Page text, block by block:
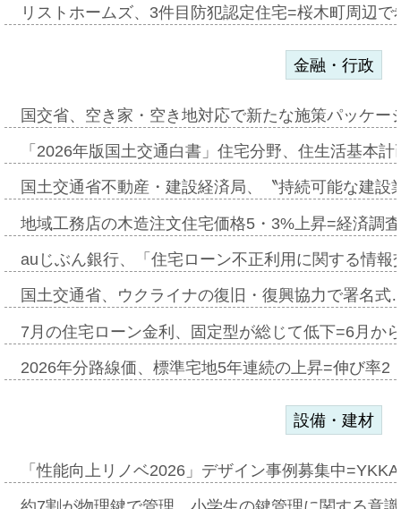
リストホームズ、3件目防犯認定住宅=桜木町周辺
金融・行政
国交省、空き家・空き地対応で新たな施策パッケ
「2026年版国土交通白書」住宅分野、住生活基本
国土交通省不動産・建設経済局、〝持続可能な建
地域工務店の木造注文住宅価格5・3%上昇=経済調
auじぶん銀行、「住宅ローン不正利用に関する情
国土交通省、ウクライナの復旧・復興協力で署名
7月の住宅ローン金利、固定型が総じて低下=6月か
2026年分路線価、標準宅地5年連続の上昇=伸び率
設備・建材
「性能向上リノベ2026」デザイン事例募集中